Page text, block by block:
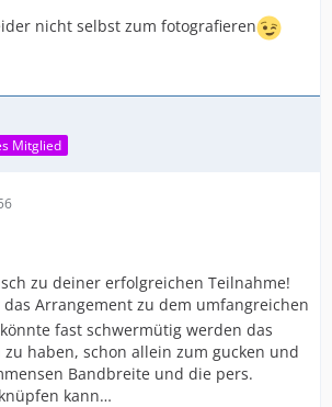
nicht selbst zum fotografieren
Mitglied
zu deiner erfolgreichen Teilnahme!
Arrangement zu dem umfangreichen
fast schwermütig werden das
zu haben, schon allein zum gucken und
Bandbreite und die pers.
kann…